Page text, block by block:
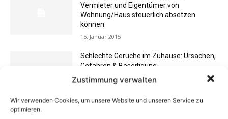
Zustimmung verwalten
Wir verwenden Cookies, um unsere Website und unseren Service zu
optimieren.
Vermieter und Eigentümer von
Wohnung/Haus steuerlich absetzen
können
15. Januar 2015
Schlechte Gerüche im Zuhause: Ursachen,
Gefahren & Beseitigung
31. Juli 2012